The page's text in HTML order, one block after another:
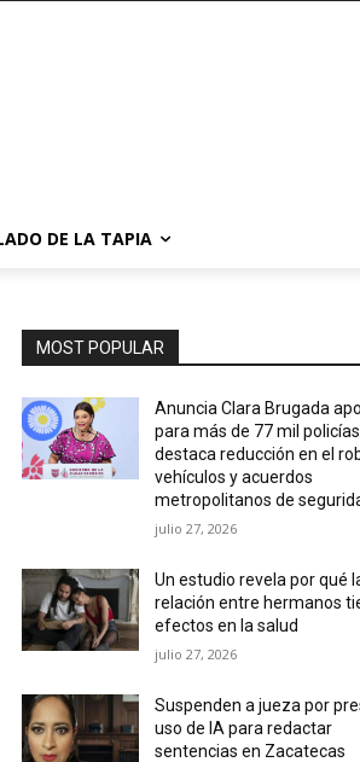
DE LA TAPIA
MOST POPULAR
Anuncia Clara Brugada
para más de 77 mil
destaca reducción en el
vehículos y acuerdos
metropolitanos de
julio 27, 2026
Un estudio revela por qué
relación entre hermanos
efectos en la salud
julio 27, 2026
Suspenden a jueza por
uso de IA para redactar
sentencias en Zacatecas